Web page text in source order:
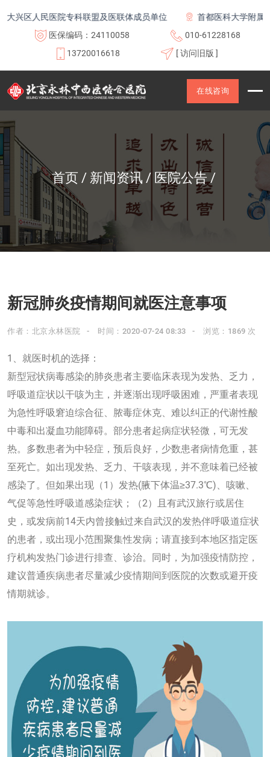
人民医院专科联盟及医联体成员单位
首都医科大学附属北京康
医保编码：24110058
010-61228168
13720016618
[ 访问旧版 ]
在线咨询
首页 新闻资讯 医院公告
新冠肺炎疫情期间就医注意事项
作者：北京永林医院 时间：2020-07-24 08:33 浏览：1869 次
1、就医时机的选择：
新型冠状病毒感染的肺炎患者主要临床表现为发热、乏力，
呼吸道症状以干咳为主，并逐渐出现呼吸困难，严重者表现
为急性呼吸窘迫综合征、脓毒症休克、难以纠正的代谢性酸
中毒和出凝血功能障碍。部分患者起病症状轻微，可无发
热。多数患者为中轻症，预后良好，少数患者病情危重，甚
至死亡。如出现发热、乏力、干咳表现，并不意味着已经被
感染了。但如果出现（1）发热(腋下体温≥37.3℃)、咳嗽、
气促等急性呼吸道感染症状；（2）且有武汉旅行或居住
史，或发病前14天内曾接触过来自武汉的发热伴呼吸道症状
的患者，或出现小范围聚集性发病；请直接到本地区指定医
疗机构发热门诊进行排查、诊治。同时，为加强疫情防控，
建议普通疾病患者尽量减少疫情期间到医院的次数或避开疫
情期就诊。